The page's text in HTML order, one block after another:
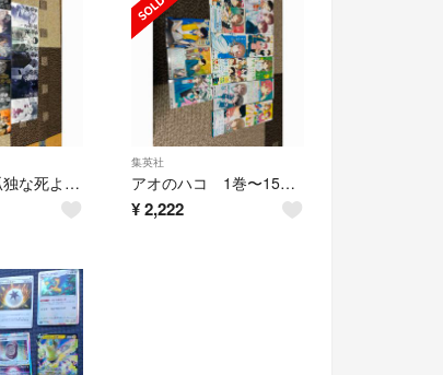
降り積もれ孤独な死よ 1〜11巻 セット
集英社
アオのハコ 1巻〜15巻セット
¥2,222